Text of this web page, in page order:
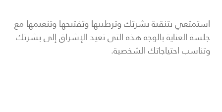
استمتعي بتنقية بشرتك وترطيبها وتفتيحها وتنعيمها مع
جلسة العناية بالوجه هذه التي تعيد الإشراق إلى بشرتك
وتناسب احتياجاتك الشخصية.